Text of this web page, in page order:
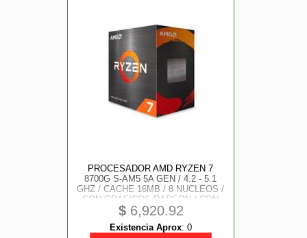
PROCESADOR AMD RYZEN 7
8700G S-AM5 5A GEN / 4.2 - 5.1
GHZ / CACHE 16MB / 8 NUCLEOS /
CON GRAFICOS RADEON / CON
DISIPADOR / GAME ALTA
$6,920.92
Existencia Aprox: 0